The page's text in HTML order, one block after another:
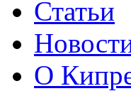
Статьи
О